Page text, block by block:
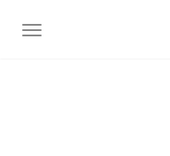
SCHALTE NAVIGATION